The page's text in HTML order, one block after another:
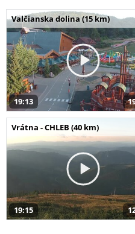
Valčianska dolina (15 km)
19:13
Vrátna - CHLEB (40 km)
19:15